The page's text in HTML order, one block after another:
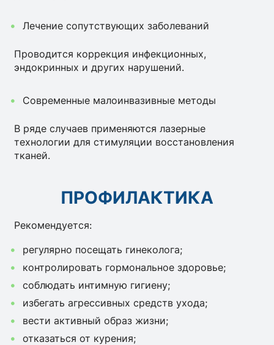
Лечение сопутствующих заболеваний
Проводится коррекция инфекционных,
эндокринных и других нарушений.
Современные малоинвазивные методы
В ряде случаев применяются лазерные
технологии для стимуляции восстановления
тканей.
ПРОФИЛАКТИКА
Рекомендуется:
регулярно посещать гинеколога;
контролировать гормональное здоровье;
соблюдать интимную гигиену;
избегать агрессивных средств ухода;
вести активный образ жизни;
отказаться от курения;